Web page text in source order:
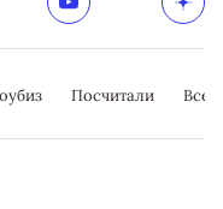
Посчитали